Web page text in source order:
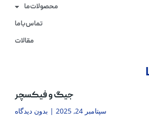
محصولات ما
تماس با ما
مقالات
جیگ و فیکسچر
سپتامبر 24, 2025 بدون دیدگاه